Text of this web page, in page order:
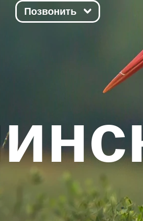
Позвонить